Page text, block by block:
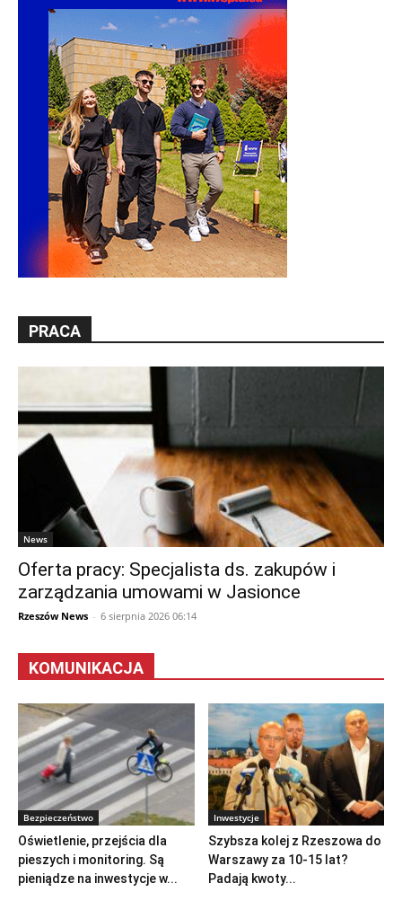
PRACA
News
Oferta pracy: Specjalista ds. zakupów i
zarządzania umowami w Jasionce
Rzeszów News - 6 sierpnia 2026 06:14
KOMUNIKACJA
Bezpieczeństwo
Oświetlenie, przejścia dla
pieszych i monitoring. Są
pieniądze na inwestycje w...
Inwestycje
Szybsza kolej z Rzeszowa do
Warszawy za 10-15 lat?
Padają kwoty...